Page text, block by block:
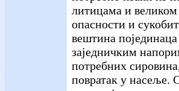
литицама и
опасности и
вештина
заједничким
потребних
повратак у насеље.